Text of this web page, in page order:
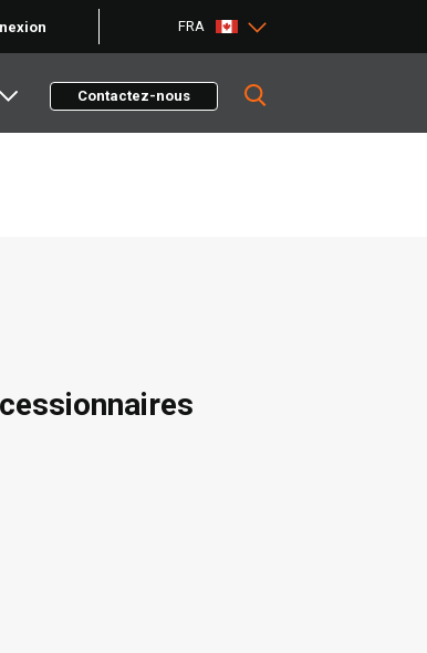
FRA
Contactez-nous